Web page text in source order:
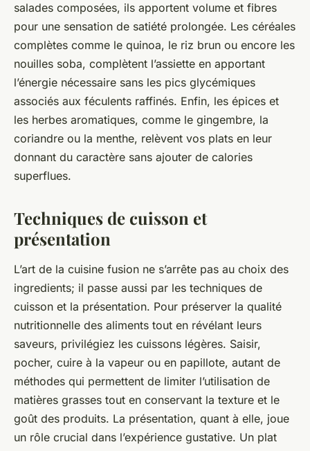
salades composées, ils apportent volume et fibres
pour une sensation de satiété prolongée. Les céréales
complètes comme le quinoa, le riz brun ou encore les
nouilles soba, complètent l’assiette en apportant
l’énergie nécessaire sans les pics glycémiques
associés aux féculents raffinés. Enfin, les épices et
les herbes aromatiques, comme le gingembre, la
coriandre ou la menthe, relèvent vos plats en leur
donnant du caractère sans ajouter de calories
superflues.
Techniques de cuisson et
présentation
L’art de la cuisine fusion ne s’arrête pas au choix des
ingredients; il passe aussi par les techniques de
cuisson et la présentation. Pour préserver la qualité
nutritionnelle des aliments tout en révélant leurs
saveurs, privilégiez les cuissons légères. Saisir,
pocher, cuire à la vapeur ou en papillote, autant de
méthodes qui permettent de limiter l’utilisation de
matières grasses tout en conservant la texture et le
goût des produits. La présentation, quant à elle, joue
un rôle crucial dans l’expérience gustative. Un plat